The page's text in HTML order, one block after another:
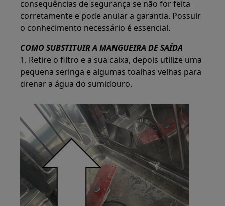
consequências de segurança se não for feita
corretamente e pode anular a garantia. Possuir
o conhecimento necessário é essencial.
COMO SUBSTITUIR A MANGUEIRA DE SAÍDA
1. Retire o filtro e a sua caixa, depois utilize uma
pequena seringa e algumas toalhas velhas para
drenar a água do sumidouro.